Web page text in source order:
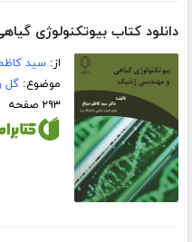
دانلود کتاب بیوتکنولوژی
از:سید
موضوع:گل
۲۹۳ صفحه